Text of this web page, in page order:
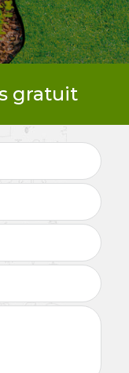
gratuit